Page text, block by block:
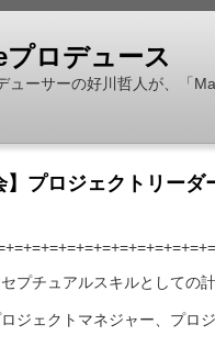
ロデュース
ューサーの好川哲人が、「
】プロジェクトリーダ
セプチュアルスキルとしての
ロジェクトマネジャー、プロ